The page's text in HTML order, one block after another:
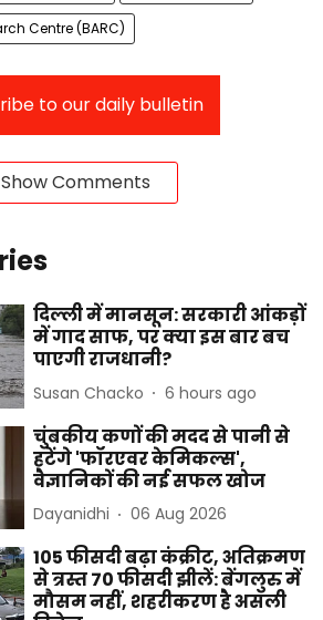
Centre (BARC)
to our daily bulletin
Show Comments
दिल्ली में मानसून: सरकारी आंकड़ों
में गाद साफ, पर क्या इस बार बच
पाएगी राजधानी?
Susan Chacko 6 hours ago
चुंबकीय कणों की मदद से पानी से
हटेंगे 'फॉरएवर केमिकल्स',
वैज्ञानिकों की नई सफल खोज
Dayanidhi 06 Aug 2026
105 फीसदी बढ़ा कंक्रीट, अतिक्रमण
से त्रस्त 70 फीसदी झीलें: बेंगलुरु में
मौसम नहीं, शहरीकरण है असली